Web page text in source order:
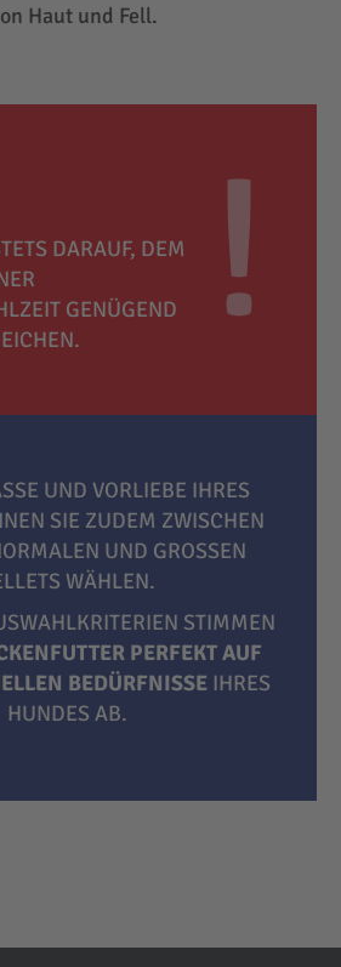
Haut und Fell.
DARAUF, DEM
GENÜGEND
UND VORLIEBE IHRES
SIE ZUDEM ZWISCHEN
UND GROSSEN P
WÄHLEN.
STIMMEN
PERFEKT AUF
BEDÜRFNISSE IHRES
HUNDES AB.